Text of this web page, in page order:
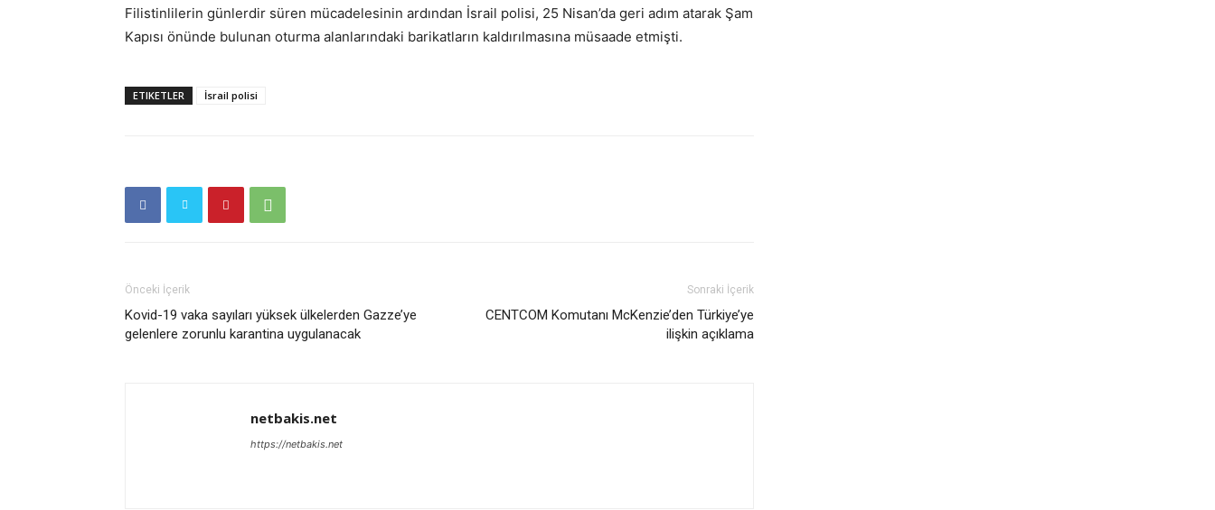
Filistinlilerin günlerdir süren mücadelesinin ardından İsrail polisi, 25 Nisan’da geri adım atarak Şam
Kapısı önünde bulunan oturma alanlarındaki barikatların kaldırılmasına müsaade etmişti.
ETIKETLER İsrail polisi
Önceki İçerik
Kovid-19 vaka sayıları yüksek ülkelerden Gazze’ye
gelenlere zorunlu karantina uygulanacak
Sonraki İçerik
CENTCOM Komutanı McKenzie’den Türkiye’ye
ilişkin açıklama
netbakis.net
https://netbakis.net